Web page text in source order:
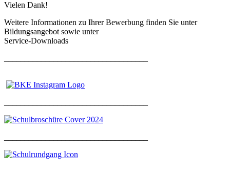
Vielen Dank!
Weitere Informationen zu Ihrer Bewerbung finden Sie unter
Bildungsangebot sowie unter
Service-Downloads